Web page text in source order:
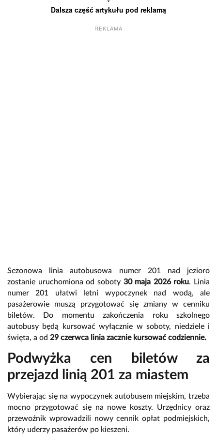
Dalsza część artykułu pod reklamą
REKLAMA
Sezonowa linia autobusowa numer 201 nad jezioro
zostanie uruchomiona od soboty 30 maja 2026 roku. Linia
numer 201 ułatwi letni wypoczynek nad wodą, ale
pasażerowie muszą przygotować się zmiany w cenniku
biletów. Do momentu zakończenia roku szkolnego
autobusy będą kursować wyłącznie w soboty, niedziele i
święta, a od 29 czerwca linia zacznie kursować codziennie.
Podwyżka cen biletów za
przejazd linią 201 za miastem
Wybierając się na wypoczynek autobusem miejskim, trzeba
mocno przygotować się na nowe koszty. Urzędnicy oraz
przewoźnik wprowadzili nowy cennik opłat podmiejskich,
który uderzy pasażerów po kieszeni.